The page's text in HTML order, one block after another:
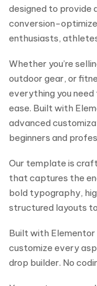
designed to provide
conversion-
enthusiasts,
Whether you’re
outdoor gear, or
everything you
ease. Built with
advanced
beginners and
Our template is
that captures the
bold typography,
structured layouts
Built with
customize every
drop builder. No